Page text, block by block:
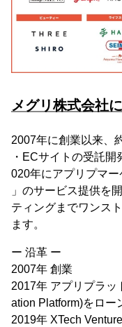
メグリ株式会社
2007年に創業以来、
・ECサイトの受託
020年にアプリプマ
」のサービス提供を
ティングまでワンス
ます。
ー 沿革 ー
2007年 創業
2017年 アプリプラ
ation Platform)をロー
2019年 XTech